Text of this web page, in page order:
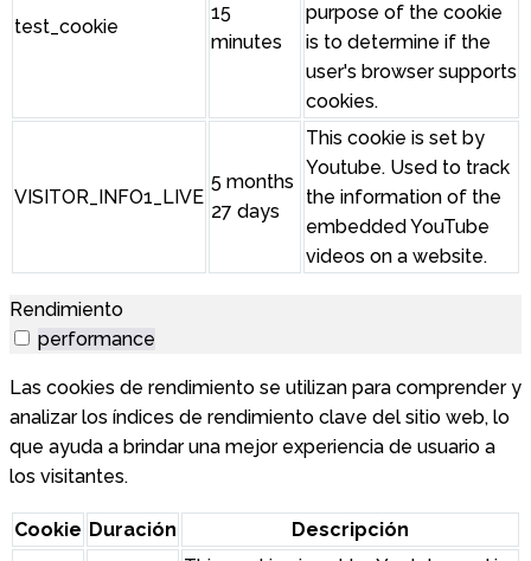
test_cookie
15
minutes
purpose of the cookie
is to determine if the
user's browser supports
cookies.
VISITOR_INFO1_LIVE
5 months
27 days
This cookie is set by
Youtube. Used to track
the information of the
embedded YouTube
videos on a website.
Rendimiento
performance
Las cookies de rendimiento se utilizan para comprender y
analizar los índices de rendimiento clave del sitio web, lo
que ayuda a brindar una mejor experiencia de usuario a
los visitantes.
Cookie Duración
Descripción